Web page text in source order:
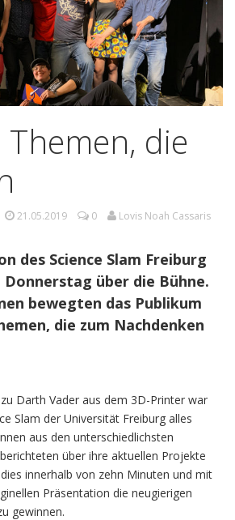
die
21.05.2019 0 Lovis Noah Cassaris
des Science Slam Freiburg
über die Bühne.
bewegten das Publikum
die zum Nachdenken
Darth Vader aus dem 3D-Printer war
Slam der Universität Freiburg alles
aus den unterschiedlichsten
über ihre aktuellen Projekte
innerhalb von zehn Minuten und mit
Präsentation die neugierigen
gewinnen.